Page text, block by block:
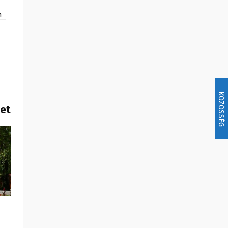
KÖZÖSSÉG